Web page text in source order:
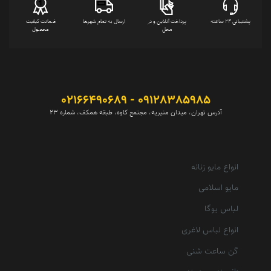
پشتیبانی 24 ساعته
پرداخت آنلاین و در
محل
ارسال به تمام شهرها
ضمانت کیفیت
محصول
09128385985 - 02166490689
آدرس تهران، میدان منیریه، مجتمع کاوه، طبقه همکف، شماره 23
انواع مایو زنانه
مایو اسلامی
لباس یوگا
انواع لباس لاغری
گن ساعت شنی